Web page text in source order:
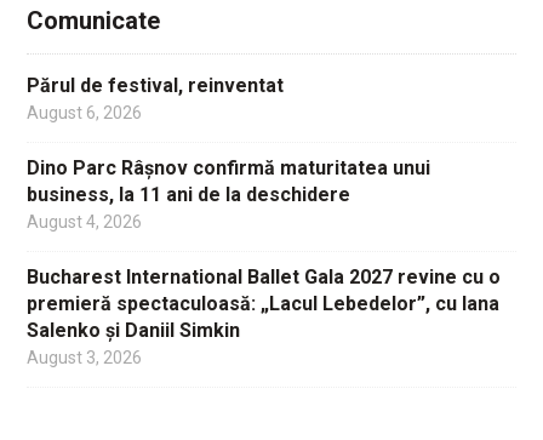
Comunicate
Părul de festival, reinventat
August 6, 2026
Dino Parc Râșnov confirmă maturitatea unui
business, la 11 ani de la deschidere
August 4, 2026
Bucharest International Ballet Gala 2027 revine cu o
premieră spectaculoasă: „Lacul Lebedelor”, cu Iana
Salenko și Daniil Simkin
August 3, 2026